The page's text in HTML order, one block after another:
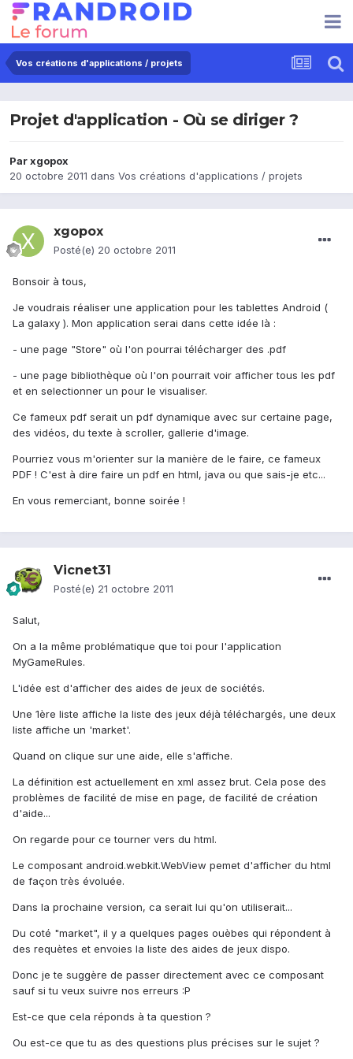
Vos créations d'applications / projets
Projet d'application - Où se diriger ?
Parxgopox
20 octobre 2011 dans Vos créations d'applications / projets
xgopox
Posté(e) 20 octobre 2011
Bonsoir à tous,
Je voudrais réaliser une application pour les tablettes Android (
La galaxy ). Mon application serai dans cette idée là :
- une page "Store" où l'on pourrai télécharger des .pdf
- une page bibliothèque où l'on pourrait voir afficher tous les pdf
et en selectionner un pour le visualiser.
Ce fameux pdf serait un pdf dynamique avec sur certaine page,
des vidéos, du texte à scroller, gallerie d'image.
Pourriez vous m'orienter sur la manière de le faire, ce fameux
PDF ! C'est à dire faire un pdf en html, java ou que sais-je etc...
En vous remerciant, bonne soirée !
Vicnet31
Posté(e) 21 octobre 2011
Salut,
On a la même problématique que toi pour l'application
MyGameRules.
L'idée est d'afficher des aides de jeux de sociétés.
Une 1ère liste affiche la liste des jeux déjà téléchargés, une deux
liste affiche un 'market'.
Quand on clique sur une aide, elle s'affiche.
La définition est actuellement en xml assez brut. Cela pose des
problèmes de facilité de mise en page, de facilité de création
d'aide...
On regarde pour ce tourner vers du html.
Le composant android.webkit.WebView pemet d'afficher du html
de façon très évoluée.
Dans la prochaine version, ca serait lui qu'on utiliserait...
Du coté "market", il y a quelques pages ouèbes qui répondent à
des requètes et envoies la liste des aides de jeux dispo.
Donc je te suggère de passer directement avec ce composant
sauf si tu veux suivre nos erreurs :P
Est-ce que cela réponds à ta question ?
Ou est-ce que tu as des questions plus précises sur le sujet ?